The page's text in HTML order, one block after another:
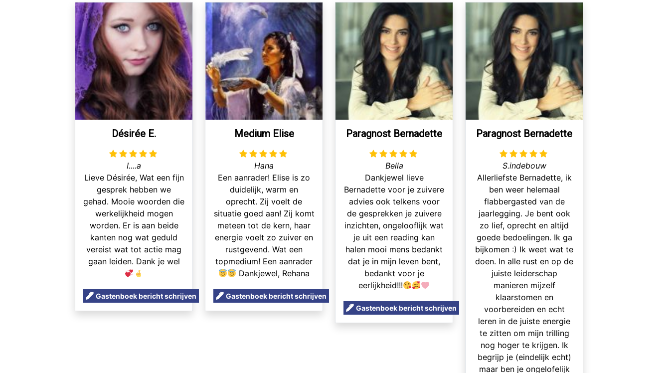
Désirée E.
I....a
Lieve Désirée, Wat een fijn
gesprek hebben we
gehad. Mooie woorden die
werkelijkheid mogen
worden. Er is aan beide
kanten nog wat geduld
vereist wat tot actie mag
gaan leiden. Dank je wel
Gastenboek bericht schrijven
Medium Elise
Hana
Een aanrader! Elise is zo
duidelijk, warm en
oprecht. Zij voelt de
situatie goed aan! Zij komt
meteen tot de kern, haar
energie voelt zo zuiver en
rustgevend. Wat een
topmedium! Een aanrader
Dankjewel, Rehana
Gastenboek bericht schrijven
Paragnost Bernadette
Bella
Dankjewel lieve
Bernadette voor je zuivere
advies ook telkens voor
de gesprekken je zuivere
inzichten, ongelooflijk wat
je uit een reading kan
halen mooi mens bedankt
dat je in mijn leven bent,
bedankt voor je
eerlijkheid!!!
Gastenboek bericht schrijven
Paragnost Bernadette
S.indebouw
Allerliefste Bernadette, ik
ben weer helemaal
flabbergasted van de
jaarlegging. Je bent ook
zo lief, oprecht en altijd
goede bedoelingen. Ik ga
bijkomen :) Ik weet wat te
doen. In alle rust en op de
juiste leiderschap
manieren mijzelf
klaarstomen en
voorbereiden en echt
leren in de juiste energie
te zitten om mijn trilling
nog hoger te krijgen. Ik
begrijp je (eindelijk echt)
maar ben je ongelofelijk